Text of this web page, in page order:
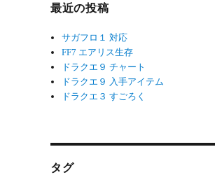
最近の投稿
サガフロ１ 対応
FF7 エアリス生存
ドラクエ９ チャート
ドラクエ９ 入手アイテム
ドラクエ３ すごろく
タグ